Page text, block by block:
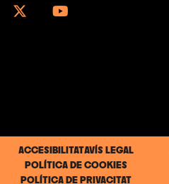
ACCESIBILITATAVÍS LEGAL
POLÍTICA DE COOKIES
POLÍTICA DE PRIVACITAT